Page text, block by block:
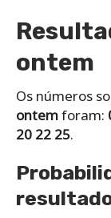
ontem
Os números
ontemforam:
20 22 25.